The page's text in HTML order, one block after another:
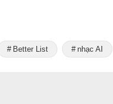
Better List nhạc AI